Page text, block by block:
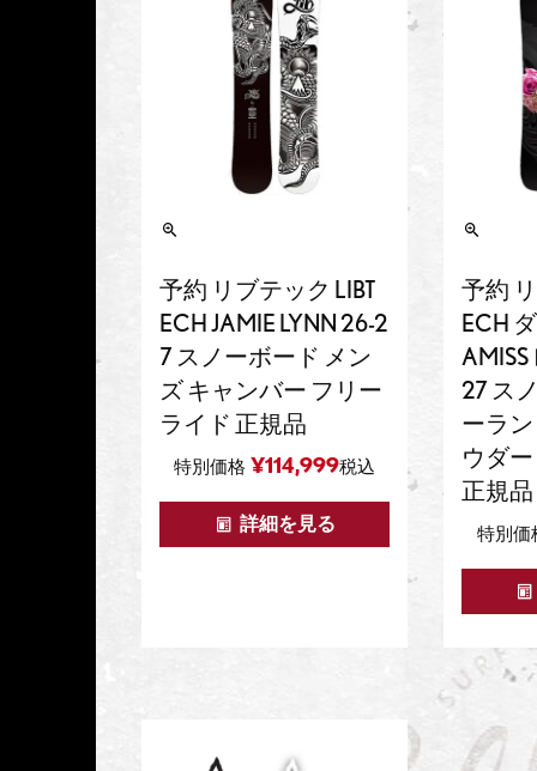
予約 リブテック LIBT
ECH JAMIE LYNN 26-2
7 スノーボード メン
ズ キャンバー フリー
ライド 正規品
特別価格 ¥114,999税込
詳細を見る
予約
ECH
27 ス
ーラ
ウダ
正規品
特別価